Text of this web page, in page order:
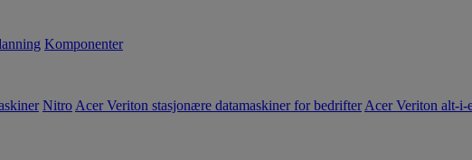
Komponenter
Nitro Acer Veriton stasjonære datamaskiner for bedrifter Acer Veriton alt-i-